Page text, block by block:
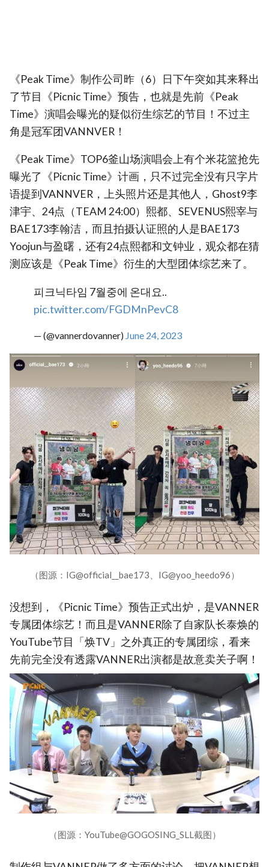
《Peak Time》制作公司昨（6）日下午突如其来释出
了节目《Picnic Time》预告，也就是先前《Peak
Time》演唱会曝光的疑似衍生综艺的节目！不过主
角是冠军团VANNVER！
《Peak Time》TOP6釜山场演唱会上有个米花篮抢先
曝光了《Picnic Time》计画，只不过完全没有只字片
语提到VANNVER，上头照片还是其他人，Ghost9李
津宇、24点（TEAM 24:00）熙都、SEVENUS熙宰与
BAE173李翰洁，而且拍摄认证照的人是BAE173
Yoojun与盈曙，还有24点熙都和文钟业，观众都在猜
测应该是《Peak Time》衍生的大型团体综艺来了。
피크닉타임 7월중에 온대요..
pic.twitter.com/FGDMnPevC8
— (@vannerdovanner) June 24, 2023
（图源：IG@official__bae173、IG@yoo_heedo96）
没想到，《Picnic Time》预告正式出炉，是VANNER
专属团体综艺！而且是VANNER除了自家队长泰焕的
YouTube节目「焕TV」之外真正的专属团综，看来
先前完全没有透露VANNER出演都是故意卖关子啊！
（图源：YouTube@GOGOSING_SLL截图）